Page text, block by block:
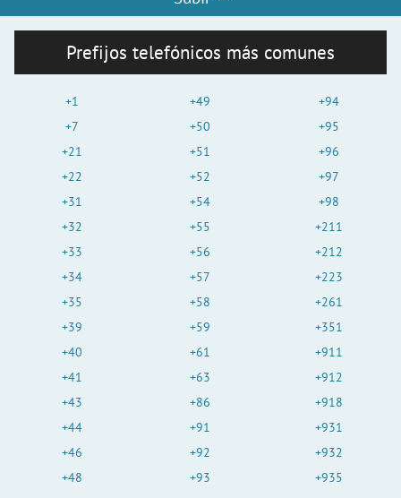
Prefijos telefónicos más comunes
+1
+7
+21
+22
+31
+32
+33
+34
+35
+39
+40
+41
+43
+44
+46
+48
+49
+50
+51
+52
+54
+55
+56
+57
+58
+59
+61
+63
+86
+91
+92
+93
+94
+95
+96
+97
+98
+211
+212
+223
+261
+351
+911
+912
+918
+931
+932
+935